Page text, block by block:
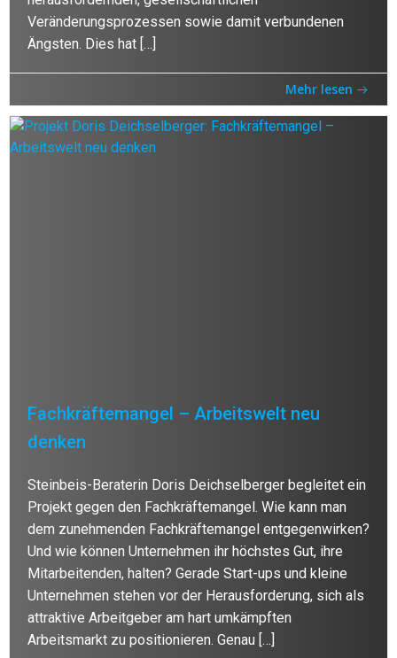
Veränderungsprozessen sowie damit verbundenen
Ängsten. Dies hat […]
Mehr lesen
Fachkräftemangel – Arbeitswelt neu
denken
Steinbeis-Beraterin Doris Deichselberger begleitet ein
Projekt gegen den Fachkräftemangel. Wie kann man
dem zunehmenden Fachkräftemangel entgegenwirken?
Und wie können Unternehmen ihr höchstes Gut, ihre
Mitarbeitenden, halten? Gerade Start-ups und kleine
Unternehmen stehen vor der Herausforderung, sich als
attraktive Arbeitgeber am hart umkämpften
Arbeitsmarkt zu positionieren. Genau […]